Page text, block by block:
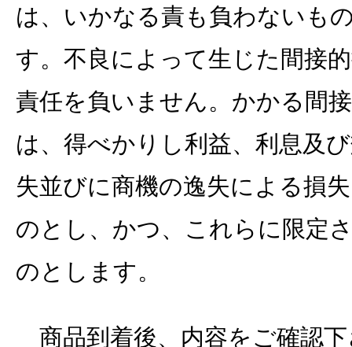
は、いかなる責も負わないも
す。不良によって生じた間接
責任を負いません。かかる間
は、得べかりし利益、利息及
失並びに商機の逸失による損
のとし、かつ、これらに限定
のとします。
商品到着後、内容をご確認